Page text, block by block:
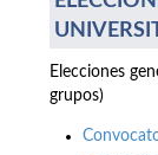
Elecciones
grupos)